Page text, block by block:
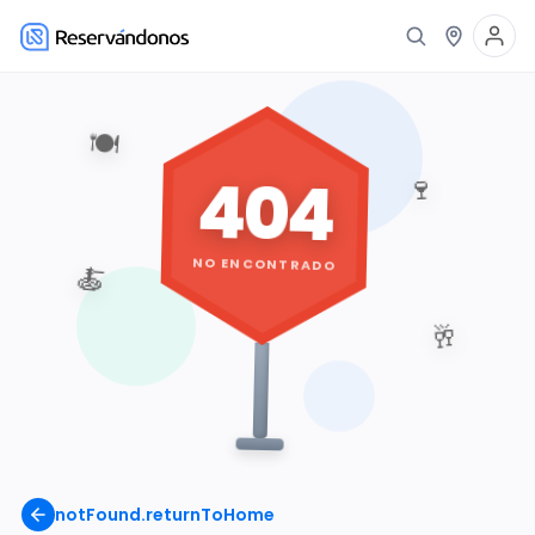
notFound.returnToHome
🍽️
🍷
🥂
🍝
404
NO ENCONTRADO